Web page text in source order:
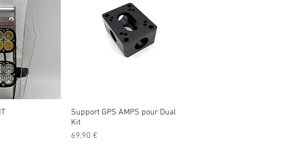
Vista rápida
Support GPS AMPS pour Dual
Kit
Precio
69,90 €